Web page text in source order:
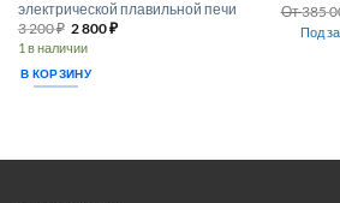
электрической плавильной печи
3 200₽ Первоначальная
составляла
3 200 ₽.
2 800₽Текущая
1 в наличии
В КОРЗИНУ
От385
Под
Опции